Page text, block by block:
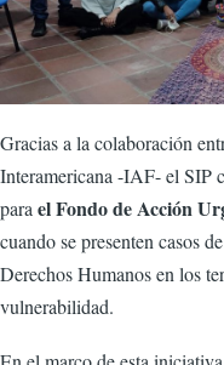
Gracias a la colaboración
Interamericana -IAF- el SIP
para el Fondo de Acción
cuando se presenten casos
Derechos Humanos en los
vulnerabilidad.